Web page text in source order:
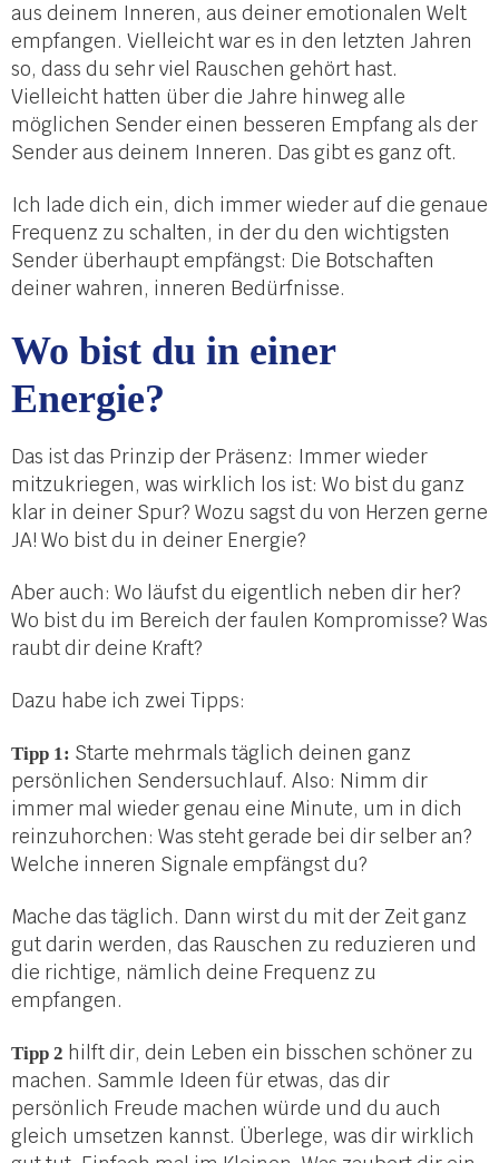
aus deinem Inneren, aus deiner emotionalen Welt
empfangen. Vielleicht war es in den letzten Jahren
so, dass du sehr viel Rauschen gehört hast.
Vielleicht hatten über die Jahre hinweg alle
möglichen Sender einen besseren Empfang als der
Sender aus deinem Inneren. Das gibt es ganz oft.
Ich lade dich ein, dich immer wieder auf die genaue
Frequenz zu schalten, in der du den wichtigsten
Sender überhaupt empfängst: Die Botschaften
deiner wahren, inneren Bedürfnisse.
Wo bist du in einer
Energie?
Das ist das Prinzip der Präsenz: Immer wieder
mitzukriegen, was wirklich los ist: Wo bist du ganz
klar in deiner Spur? Wozu sagst du von Herzen gerne
JA! Wo bist du in deiner Energie?
Aber auch: Wo läufst du eigentlich neben dir her?
Wo bist du im Bereich der faulen Kompromisse? Was
raubt dir deine Kraft?
Dazu habe ich zwei Tipps:
Tipp 1: Starte mehrmals täglich deinen ganz
persönlichen Sendersuchlauf. Also: Nimm dir
immer mal wieder genau eine Minute, um in dich
reinzuhorchen: Was steht gerade bei dir selber an?
Welche inneren Signale empfängst du?
Mache das täglich. Dann wirst du mit der Zeit ganz
gut darin werden, das Rauschen zu reduzieren und
die richtige, nämlich deine Frequenz zu
empfangen.
Tipp 2 hilft dir, dein Leben ein bisschen schöner zu
machen. Sammle Ideen für etwas, das dir
persönlich Freude machen würde und du auch
gleich umsetzen kannst. Überlege, was dir wirklich